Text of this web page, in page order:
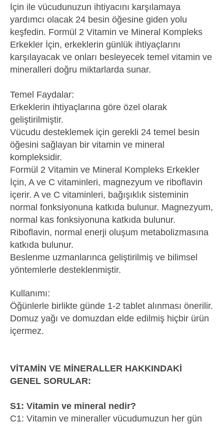
İçin ile vücudunuzun ihtiyacını karşılamaya
yardımcı olacak 24 besin öğesine giden yolu
keşfedin. Formül 2 Vitamin ve Mineral Kompleks
Erkekler İçin, erkeklerin günlük ihtiyaçlarını
karşılayacak ve onları besleyecek temel vitamin ve
mineralleri doğru miktarlarda sunar.
Temel Faydalar:
Erkeklerin ihtiyaçlarına göre özel olarak
geliştirilmiştir.
Vücudu desteklemek için gerekli 24 temel besin
öğesini sağlayan bir vitamin ve mineral
kompleksidir.
Formül 2 Vitamin ve Mineral Kompleks Erkekler
İçin, A ve C vitaminleri, magnezyum ve riboflavin
içerir. A ve C vitaminleri, bağışıklık sisteminin
normal fonksiyonuna katkıda bulunur. Magnezyum,
normal kas fonksiyonuna katkıda bulunur.
Riboflavin, normal enerji oluşum metabolizmasına
katkıda bulunur.
Beslenme uzmanlarınca geliştirilmiş ve bilimsel
yöntemlerle desteklenmiştir.
Kullanımı:
Öğünlerle birlikte günde 1-2 tablet alınması önerilir.
Domuz yağı ve domuzdan elde edilmiş hiçbir ürün
içermez.
VİTAMİN VE MİNERALLER HAKKINDAKİ
GENEL SORULAR:
S1: Vitamin ve mineral nedir?
C1: Vitamin ve mineraller vücudumuzun her gün